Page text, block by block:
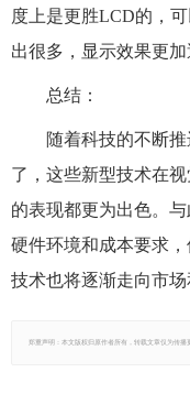
度上是更胜LCD的，
出很多，显示效果更加
总结：
随着科技的不断
了，这些新型技术在
的表现都更为出色。
硬件环境和成本要求
技术也将逐渐走向市场
郑重声明：本文版权归原作者所有，转载文章仅为传